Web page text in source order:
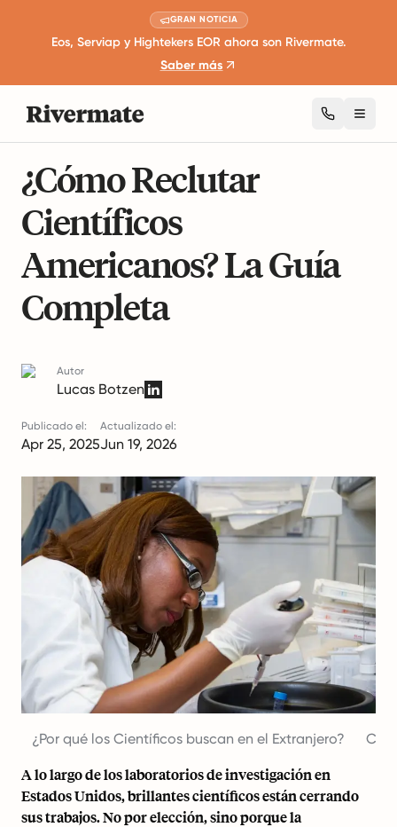
GRAN NOTICIA
Eos, Serviap y Hightekers EOR ahora son Rivermate.
Saber más
¿Cómo Reclutar
Científicos
Americanos? La Guía
Completa
Autor
Lucas Botzen
Publicado el:
Apr 25, 2025
Actualizado el:
Jun 19, 2026
¿Por qué los Científicos buscan en el Extranjero?
A lo largo de los laboratorios de investigación en
Estados Unidos, brillantes científicos están cerrando
sus trabajos. No por elección, sino porque la